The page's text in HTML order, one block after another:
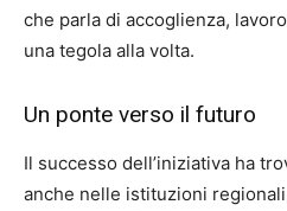
che parla di accoglienza,
una tegola alla volta.
Un ponte verso il futuro
Il successo dell’iniziativa ha
anche nelle istituzioni